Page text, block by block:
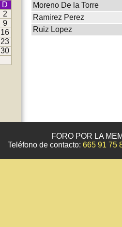
D
2
9
16
23
30
Moreno De la Torre
Ramirez Perez
Ruiz Lopez
FORO POR LA
Teléfono de contacto: 665 91 75